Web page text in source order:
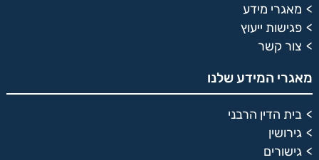
מאגרי מידע
פגישות ייעוץ
צור קשר
מאגרי המידע שלנו
בית הדין הרבני
גירושין
גישורים